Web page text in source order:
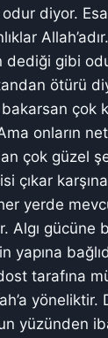
diyor.
dediği gibi
ötürü
çok
onların
çok güzel
çıkar
yerde
Algı gücüne
yapına
tarafına
yöneliktir.
yüzünden